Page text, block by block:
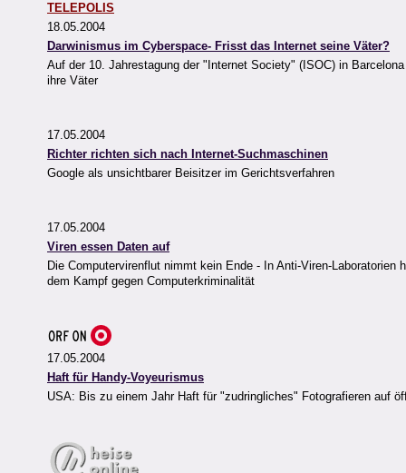
TELEPOLIS
18.05.2004
Darwinismus im Cyberspace- Frisst das Internet seine Väter?
Auf der 10. Jahrestagung der "Internet Society" (ISOC) in
ihre Väter
17.05.2004
Richter richten sich nach Internet-Suchmaschinen
Google als unsichtbarer Beisitzer im Gerichtsverfahren
17.05.2004
Viren essen Daten auf
Die Computervirenflut nimmt kein Ende - In Anti-Viren-
dem Kampf gegen Computerkriminalität
17.05.2004
Haft für Handy-Voyeurismus
USA: Bis zu einem Jahr Haft für "zudringliches" Fotografieren auf